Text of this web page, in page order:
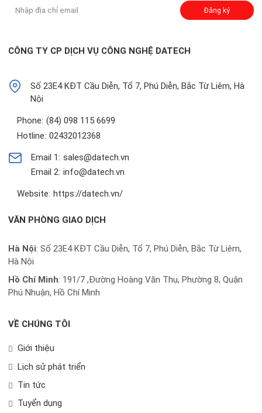
Đăng ký
CÔNG TY CP DỊCH VỤ CÔNG NGHỆ DATECH
Số 23E4 KĐT Cầu Diễn, Tổ 7, Phú Diễn, Bắc Từ Liêm, Hà
Nội
Phone: (84) 098 115 6699
Hotline: 02432012368
Email 1: sales@datech.vn
Email 2: info@datech.vn
Website: https://datech.vn/
VĂN PHÒNG GIAO DỊCH
Hà Nội: Số 23E4 KĐT Cầu Diễn, Tổ 7, Phú Diễn, Bắc Từ Liêm,
Hà Nội
Hồ Chí Minh: 191/7 ,Đường Hoàng Văn Thụ, Phường 8, Quận
Phú Nhuận, Hồ Chí Minh
VỀ CHÚNG TÔI
Giới thiệu
Lịch sử phát triển
Tin tức
Tuyển dụng